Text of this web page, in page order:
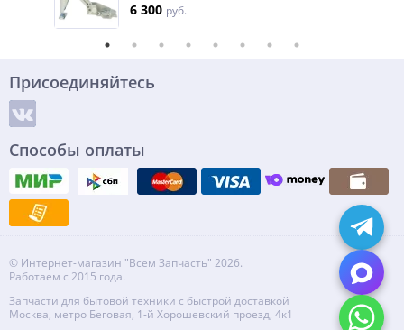
6 300 руб.
Присоединяйтесь
Способы оплаты
© Интернет-магазин "Всем Запчасть" 2026.
Работаем с 2015 года.
Запчасти для бытовой техники с быстрой доставкой
Москва, метро Беговая, 1-й Хорошевский проезд, 4к1